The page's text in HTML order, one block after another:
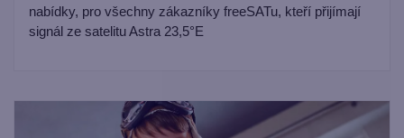
nabídky, pro všechny zákazníky freeSATu, kteří přijímají
signál ze satelitu Astra 23,5°E